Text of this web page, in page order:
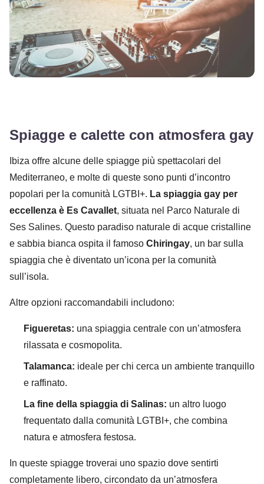
Spiagge e calette con atmosfera gay
Ibiza offre alcune delle spiagge più spettacolari del
Mediterraneo, e molte di queste sono punti d’incontro
popolari per la comunità LGTBI+. La spiaggia gay per
eccellenza è Es Cavallet, situata nel Parco Naturale di
Ses Salines. Questo paradiso naturale di acque cristalline
e sabbia bianca ospita il famoso Chiringay, un bar sulla
spiaggia che è diventato un’icona per la comunità
sull’isola.
Altre opzioni raccomandabili includono:
Figueretas: una spiaggia centrale con un’atmosfera
rilassata e cosmopolita.
Talamanca: ideale per chi cerca un ambiente tranquillo
e raffinato.
La fine della spiaggia di Salinas: un altro luogo
frequentato dalla comunità LGTBI+, che combina
natura e atmosfera festosa.
In queste spiagge troverai uno spazio dove sentirti
completamente libero, circondato da un’atmosfera